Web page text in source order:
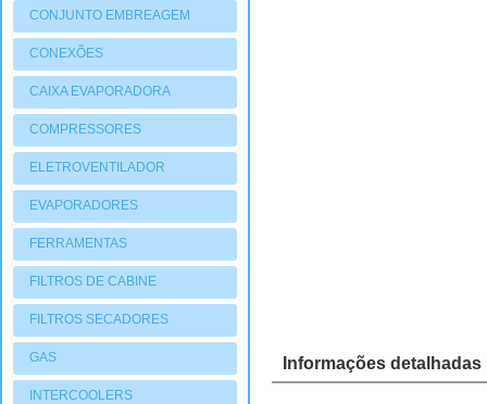
COMPRESSORES
CONJUNTO EMBREAGEM
CONEXÕES
CAIXA EVAPORADORA
COMPRESSORES
ELETROVENTILADOR
EVAPORADORES
FERRAMENTAS
FILTROS DE CABINE
FILTROS SECADORES
GAS
INTERCOOLERS
Informações detalhadas